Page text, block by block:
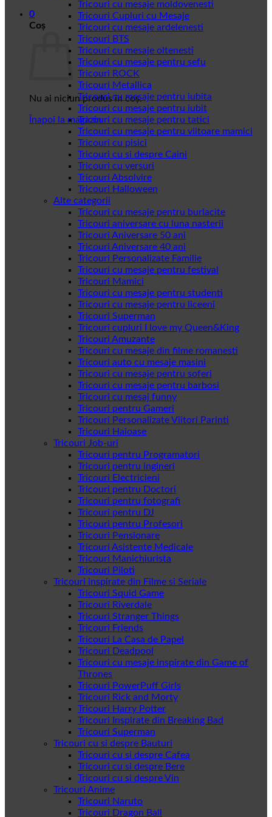
0
Coș
Nu ai niciun produs în coș.
Înapoi la magazin
Tricouri cu mesaje moldovenesti
Tricouri Cupluri cu Mesaje
Tricouri cu mesaje ardelenesti
Tricouri BTS
Tricouri cu mesaje oltenesti
Tricouri cu mesaje pentru sefu
Tricouri ROCK
Tricouri Metallica
Tricouri cu mesaje pentru iubita
Tricouri cu mesaje pentru iubit
Tricouri cu mesaje pentru tatici
Tricouri cu mesaje pentru viitoare mamici
Tricouri cu pisici
Tricouri cu si despre Caini
Tricouri cu versuri
Tricouri Absolvire
Tricouri Halloween
Alte categorii
Tricouri cu mesaje pentru burlacite
Tricouri aniversare cu luna nasterii
Tricouri Aniversare 50 ani
Tricouri Aniversare 40 ani
Tricouri Personalizate Familie
Tricouri cu mesaje pentru festival
Tricouri Mamici
Tricouri cu mesaje pentru studenti
Tricouri cu mesaje pentru liceeni
Tricouri Superman
Tricouri cupluri I love my Queen&King
Tricouri Amuzante
Tricouri cu mesaje din filme romanesti
Tricouri auto cu mesaje masini
Tricouri cu mesaje pentru soferi
Tricouri cu mesaje pentru barbosi
Tricouri cu mesaj funny
Tricouri pentru Gameri
Tricouri Personalizate Viitori Parinti
Tricouri Haioase
Tricouri Job-uri
Tricouri pentru Programatori
Tricouri pentru ingineri
Tricouri Electricieni
Tricouri pentru Doctori
Tricouri pentru fotografi
Tricouri pentru DJ
Tricouri pentru Profesori
Tricouri Pensionare
Tricouri Asistente Medicale
Tricouri Manichiurista
Tricouri Piloti
Tricouri inspirate din Filme si Seriale
Tricouri Squid Game
Tricouri Riverdale
Tricouri Stranger Things
Tricouri Friends
Tricouri La Casa de Papel
Tricouri Deadpool
Tricouri cu mesaje inspirate din Game of
Thrones
Tricouri PowerPuff Girls
Tricouri Rick and Morty
Tricouri Harry Potter
Tricouri Inspirate din Breaking Bad
Tricouri Superman
Tricouri cu si despre Bauturi
Tricouri cu si despre Cafea
Tricouri cu si despre Bere
Tricouri cu si despre Vin
Tricouri Anime
Tricouri Naruto
Tricouri Dragon Ball